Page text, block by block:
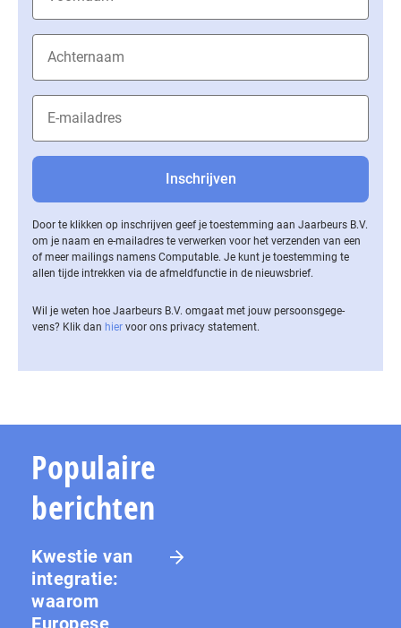
Door te klikken op inschrijven geef je toestemming aan Jaarbeurs B.V.
om je naam en e-mailadres te verwerken voor het verzenden van een
of meer mailings namens Computable. Je kunt je toestemming te
allen tijde intrekken via de af­meld­func­tie in de nieuwsbrief.
Wil je weten hoe Jaarbeurs B.V. omgaat met jouw per­soons­ge­ge­
vens? Klik dan hier voor ons privacy statement.
Populaire
berichten
Kwestie van
integratie:
waarom
Europese